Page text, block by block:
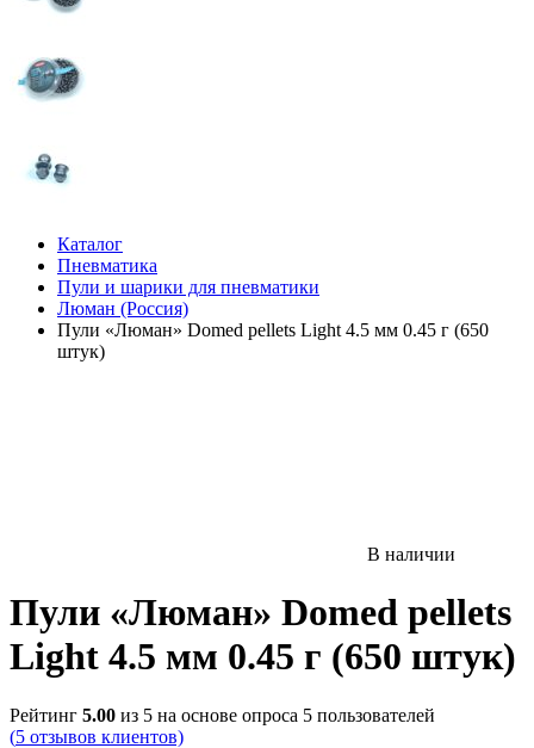
Каталог
Пневматика
Пули и шарики для пневматики
Люман (Россия)
Пули «Люман» Domed pellets Light 4.5 мм 0.45 г (650
штук)
В наличии
Пули «Люман» Domed pellets
Light 4.5 мм 0.45 г (650 штук)
Рейтинг 5.00 из 5 на основе опроса 5 пользователей
(5 отзывов клиентов)